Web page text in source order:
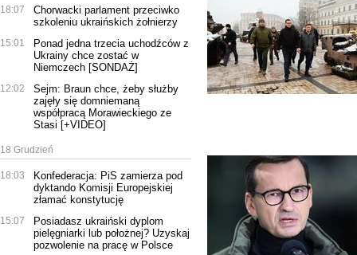
18:07
Chorwacki parlament przeciwko
szkoleniu ukraińskich żołnierzy
15:01
Ponad jedna trzecia uchodźców z
Ukrainy chce zostać w
Niemczech [SONDAŻ]
12:02
Sejm: Braun chce, żeby służby
zajęły się domniemaną
współpracą Morawieckiego ze
Stasi [+VIDEO]
18 Grudzień
18:03
Konfederacja: PiS zamierza pod
dyktando Komisji Europejskiej
złamać konstytucję
15:07
Posiadasz ukraiński dyplom
pielęgniarki lub położnej? Uzyskaj
pozwolenie na pracę w Polsce